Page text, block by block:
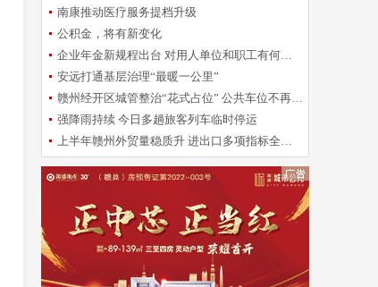
南康推动医疗服务提档升级
公积金，将有新变化
企业年金新规程出台 对用人单位和职工有何影响？
安远打通基层治理“最暖一公里”
赣州经开区城管整治“花式占位” 公共车位不再“一位难求”
强降雨持续 今日多趟旅客列车临时停运
上半年赣州外贸量稳质升 进出口多项指标全省靠前